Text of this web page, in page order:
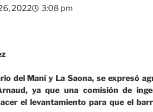
2022 3:08 pm
del Maní y La Saona, se expresó
ya que una comisión de
el levantamiento para que el